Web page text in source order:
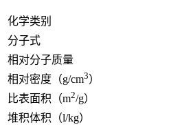
化学类别
分子式
相对分子质量
相对密度（g/cm3）
比表面积（m2/g）
堆积体积（l/kg）